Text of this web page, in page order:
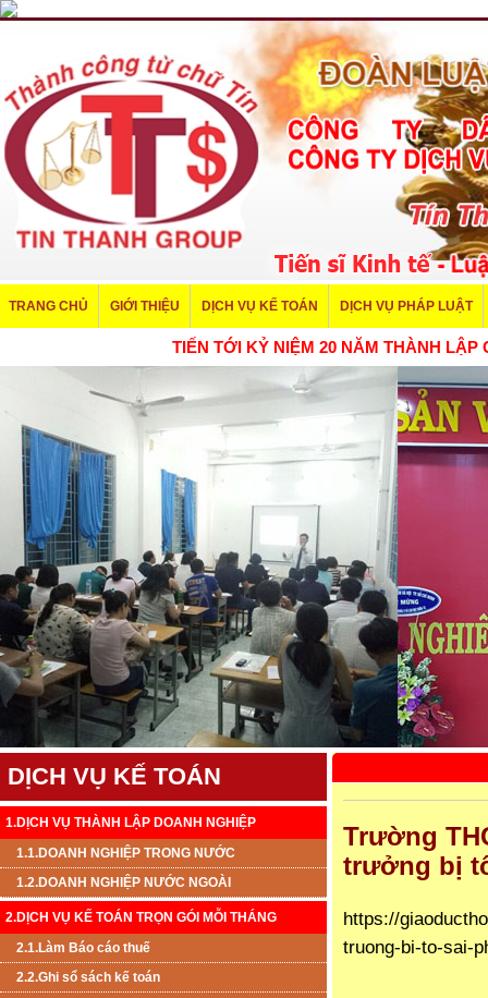
TRANG CHỦ GIỚI THIỆU DỊCH VỤ KẾ TOÁN DỊCH VỤ PHÁP LUẬT
TIẾN TỚI KỶ NIỆM 20 NĂM
DỊCH VỤ KẾ TOÁN
1.DỊCH VỤ THÀNH LẬP DOANH NGHIỆP
1.1.DOANH NGHIỆP TRONG NƯỚC
1.2.DOANH NGHIỆP NƯỚC NGOÀI
2.DỊCH VỤ KẾ TOÁN TRỌN GÓI MỖI THÁNG
2.1.Làm Báo cáo thuế
2.2.Ghi sổ sách kế toán
Trường
trưởng bị
https://
truong-bi-to-sai-